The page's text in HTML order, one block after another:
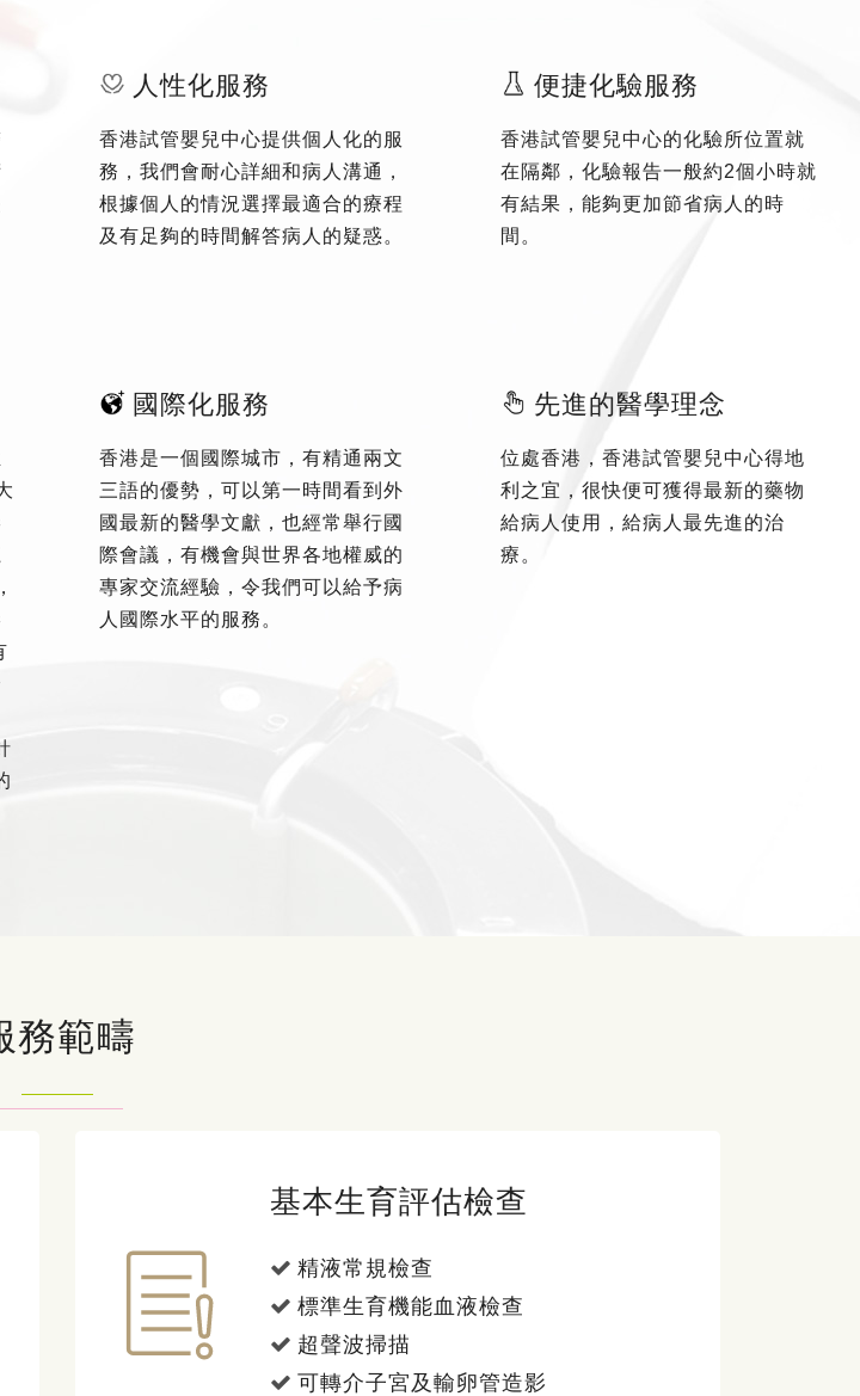
人性化服務
香港試管嬰兒中心提供個人化的服
務，我們會耐心詳細和病人溝通，
根據個人的情況選擇最適合的療程
及有足夠的時間解答病人的疑惑。
便捷化驗服務
香港試管嬰兒中心的化驗所位置就
在隔鄰，化驗報告一般約2個小時就
有結果，能夠更加節省病人的時
間。
國際化服務
香港是一個國際城市，有精通兩文
三語的優勢，可以第一時間看到外
國最新的醫學文獻，也經常舉行國
際會議，有機會與世界各地權威的
專家交流經驗，令我們可以給予病
人國際水平的服務。
先進的醫學理念
位處香港，香港試管嬰兒中心得地
利之宜，很快便可獲得最新的藥物
給病人使用，給病人最先進的治
療。
務範疇
基本生育評估檢查
精液常規檢查
標準生育機能血液檢查
超聲波掃描
可轉介子宮及輸卵管造影